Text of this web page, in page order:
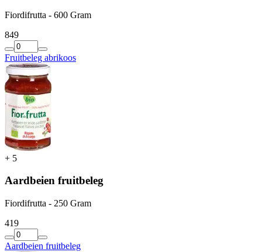
Fiordifrutta - 600 Gram
849
Fruitbeleg abrikoos
+ 5
Aardbeien fruitbeleg
Fiordifrutta - 250 Gram
419
Aardbeien fruitbeleg